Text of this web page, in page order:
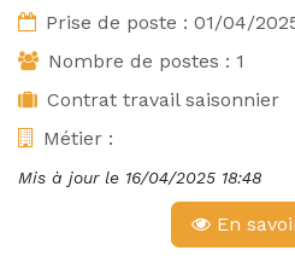
Prise de poste : 01/04/
Nombre de postes : 1
Contrat travail saisonnier
Métier :
Mis à jour le 16/04/2025 18:48
En